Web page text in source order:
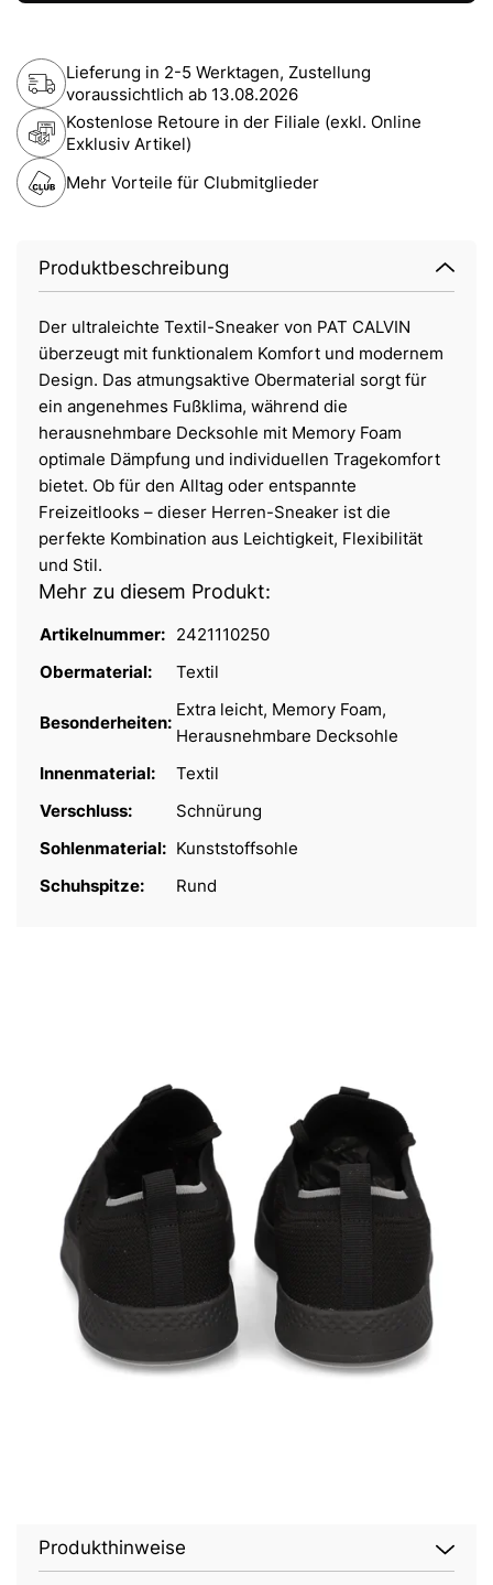
Lieferung in 2-5 Werktagen, Zustellung
voraussichtlich ab 13.08.2026
Kostenlose Retoure in der Filiale (exkl. Online
Exklusiv Artikel)
Mehr Vorteile für Clubmitglieder
Produktbeschreibung
Der ultraleichte Textil-Sneaker von PAT CALVIN
überzeugt mit funktionalem Komfort und modernem
Design. Das atmungsaktive Obermaterial sorgt für
ein angenehmes Fußklima, während die
herausnehmbare Decksohle mit Memory Foam
optimale Dämpfung und individuellen Tragekomfort
bietet. Ob für den Alltag oder entspannte
Freizeitlooks – dieser Herren-Sneaker ist die
perfekte Kombination aus Leichtigkeit, Flexibilität
und Stil.
Mehr zu diesem Produkt:
Artikelnummer: 2421110250
Obermaterial:
Textil
Besonderheiten:
Extra leicht, Memory Foam,
Herausnehmbare Decksohle
Innenmaterial:
Textil
Verschluss:
Schnürung
Sohlenmaterial: Kunststoffsohle
Schuhspitze:
Rund
Produkthinweise